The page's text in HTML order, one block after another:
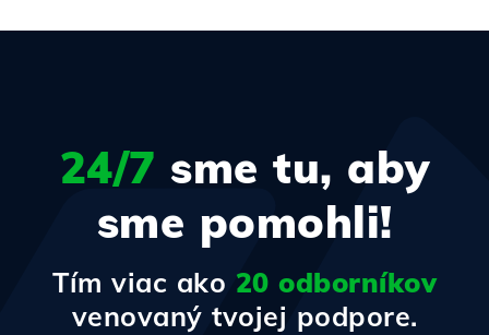
24/7 sme tu, aby
sme pomohli!
Tím viac ako 20 odborníkov
venovaný tvojej podpore.